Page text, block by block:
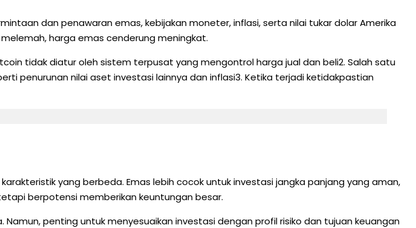
dan penawaran emas, kebijakan moneter, inflasi, serta nilai tukar dolar Amerika
harga emas cenderung meningkat.
tidak diatur oleh sistem terpusat yang mengontrol harga jual dan beli2. Salah satu
penurunan nilai aset investasi lainnya dan inflasi3. Ketika terjadi ketidakpastian
yang berbeda. Emas lebih cocok untuk investasi jangka panjang yang aman,
berpotensi memberikan keuntungan besar.
penting untuk menyesuaikan investasi dengan profil risiko dan tujuan keuangan